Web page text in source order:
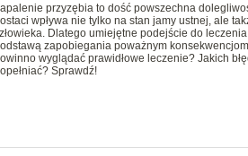
przyzębia to dość powszechna
wpływa nie tylko na stan jamy ustnej, ale
Dlatego umiejętne podejście do
zapobiegania poważnym
wyglądać prawidłowe leczenie? Jakich
Sprawdź!